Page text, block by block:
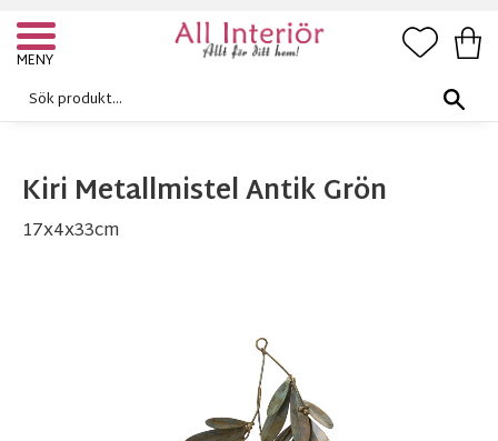
Meny
Kiri Metallmistel Antik Grön
17x4x33cm